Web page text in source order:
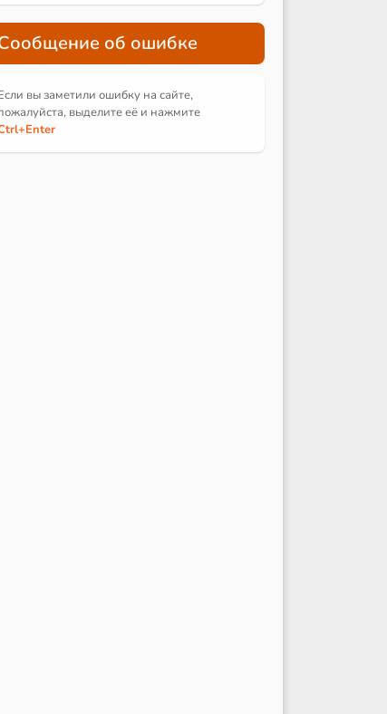
об ошибке
вы заметили ошибку на сайте,
выделите её и нажмите
+Enter